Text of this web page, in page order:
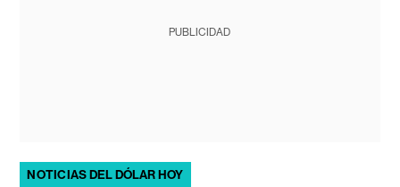
PUBLICIDAD
NOTICIAS DEL DÓLAR HOY